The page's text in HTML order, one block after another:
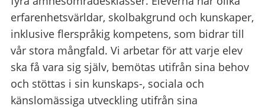
erfarenhetsvärldar, skolbakgrund och kunskaper,
inklusive flerspråkig kompetens, som bidrar till
vår stora mångfald. Vi arbetar för att varje elev
ska få vara sig själv, bemötas utifrån sina behov
och stöttas i sin kunskaps-, sociala och
känslomässiga utveckling utifrån sina